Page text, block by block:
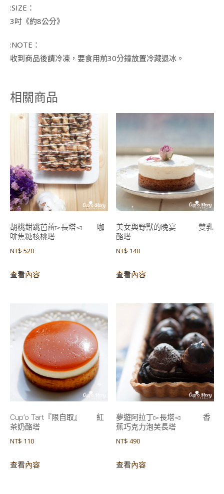
:SIZE：
3吋《約8公分》
:NOTE：
收到商品後請冷凍，要食用前30分鐘放置冷藏退冰。
相關商品
胡桃鉗跳芭蕾▻長塔◅ 咖
啡焦糖核桃塔
NT$ 520
查看內容
美女與野獸的晚宴 雙乳
酪塔
NT$ 140
查看內容
Cup’o Tart『限自取』 紅
茶奶酪塔
NT$ 110
查看內容
夢遊阿拉丁▻長塔◅ 香
蕉巧克力泡芙長塔
NT$ 490
查看內容